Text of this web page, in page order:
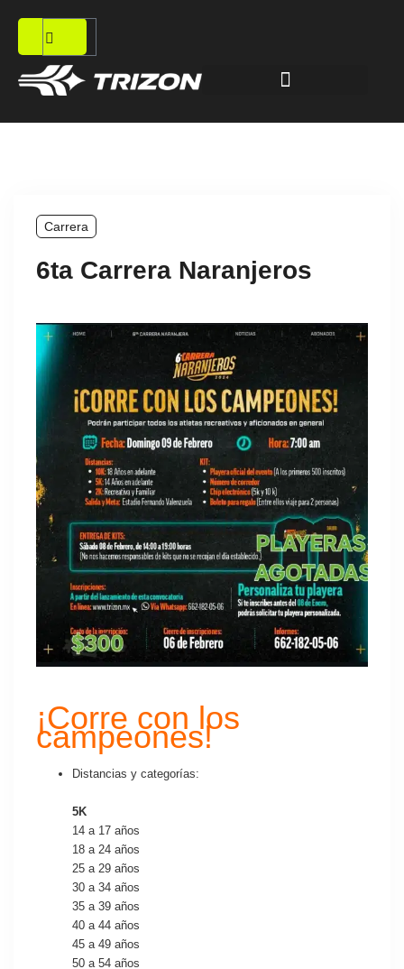
Carrera
6ta Carrera Naranjeros
¡Corre con los
campeones!
Distancias y categorías:
5K
14 a 17 años
18 a 24 años
25 a 29 años
30 a 34 años
35 a 39 años
40 a 44 años
45 a 49 años
50 a 54 años